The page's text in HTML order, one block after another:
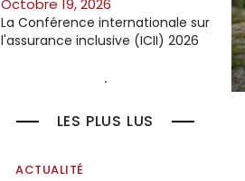
octobre 19, 2026
La Conférence internationale sur
l'assurance inclusive (ICII) 2026
LES PLUS LUS
ACTUALITÉ